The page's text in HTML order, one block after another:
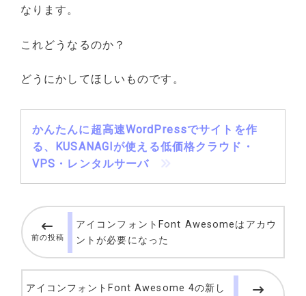
なります。
これどうなるのか？
どうにかしてほしいものです。
かんたんに超高速WordPressでサイトを作
る、KUSANAGIが使える低価格クラウド・
VPS・レンタルサーバ
前の投稿
アイコンフォントFont Awesomeはアカウ
ントが必要になった
アイコンフォントFont Awesome 4の新し